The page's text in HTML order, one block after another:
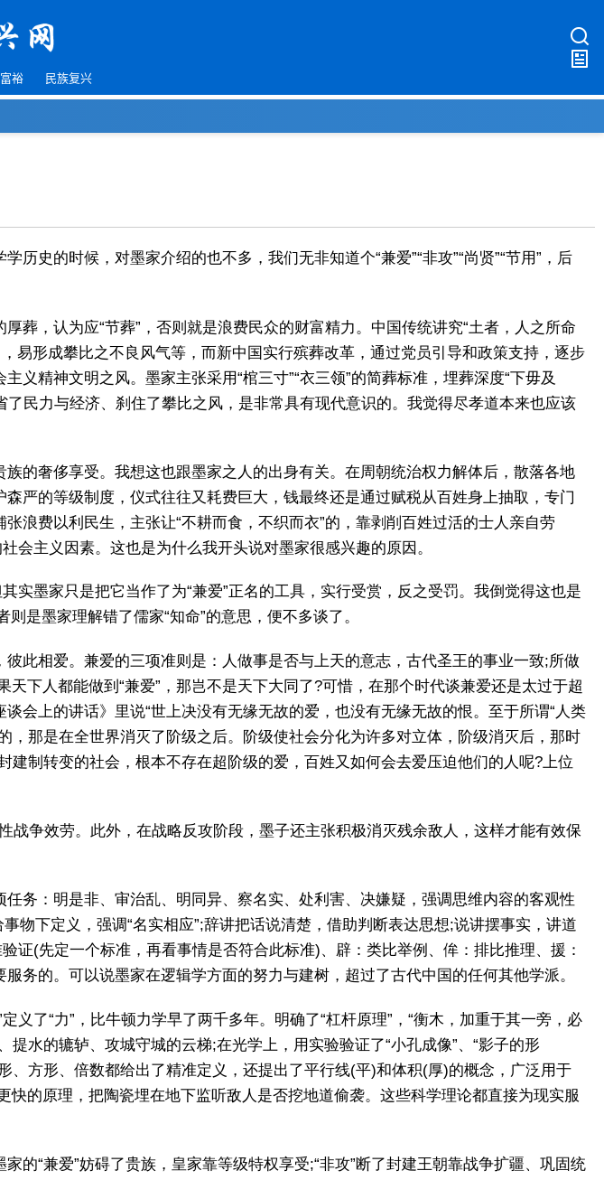
裕 民族复兴
史的时候，对墨家介绍的也不多，我们无非知道个“兼爱”“非攻”“尚贤”“节用”，后
葬，认为应“节葬”，否则就是浪费民众的财富精力。中国传统讲究“土者，人之所命
易形成攀比之不良风气等，而新中国实行殡葬改革，通过党员引导和政策支持，逐步
精神文明之风。墨家主张采用“棺三寸”“衣三领”的简葬标准，埋葬深度“下毋及
民力与经济、刹住了攀比之风，是非常具有现代意识的。我觉得尽孝道本来也应该
的奢侈享受。我想这也跟墨家之人的出身有关。在周朝统治权力解体后，散落各地
严的等级制度，仪式往往又耗费巨大，钱最终还是通过赋税从百姓身上抽取，专门
浪费以利民生，主张让“不耕而食，不织而衣”的，靠剥削百姓过活的士人亲自劳
会主义因素。这也是为什么我开头说对墨家很感兴趣的原因。
实墨家只是把它当作了为“兼爱”正名的工具，实行受赏，反之受罚。我倒觉得这也是
是墨家理解错了儒家“知命”的意思，便不多谈了。
此相爱。兼爱的三项准则是：人做事是否与上天的意志，古代圣王的事业一致;所做
下人都能做到“兼爱”，那岂不是天下大同了?可惜，在那个时代谈兼爱还是太过于超
会上的讲话》里说“世上决没有无缘无故的爱，也没有无缘无故的恨。至于所谓“人类
那是在全世界消灭了阶级之后。阶级使社会分化为许多对立体，阶级消灭后，那时
制转变的社会，根本不存在超阶级的爱，百姓又如何会去爱压迫他们的人呢?上位
战争效劳。此外，在战略反攻阶段，墨子还主张积极消灭残余敌人，这样才能有效保
务：明是非、审治乱、明同异、察名实、处利害、决嫌疑，强调思维内容的客观性
物下定义，强调“名实相应”;辞讲把话说清楚，借助判断表达思想;说讲摆事实，讲道
证(先定一个标准，再看事情是否符合此标准)、辟：类比举例、侔：排比推理、援：
务的。可以说墨家在逻辑学方面的努力与建树，超过了古代中国的任何其他学派。
了“力”，比牛顿力学早了两千多年。明确了“杠杆原理”，“衡木，加重于其一旁，必
水的辘轳、攻城守城的云梯;在光学上，用实验验证了“小孔成像”、“影子的形
、方形、倍数都给出了精准定义，还提出了平行线(平)和体积(厚)的概念，广泛用于
的原理，把陶瓷埋在地下监听敌人是否挖地道偷袭。这些科学理论都直接为现实服
的“兼爱”妨碍了贵族，皇家靠等级特权享受;“非攻”断了封建王朝靠战争扩疆、巩固统